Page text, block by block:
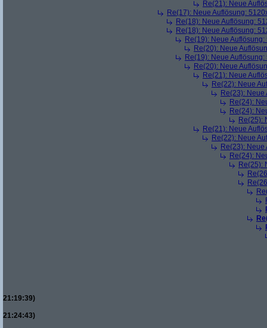
Re(21): Neue
Re(17): Neue Auflösung:
Re(18): Neue Auflösung:
Re(18): Neue Auflösung:
Re(19): Neue
Re(20): Neue
Re(19): Neue
Re(20): Neue
Re(21): Neue
Re(22): Neue
Re(23):
Re(24):
Re(24):
Re(25):
Re(21): Neue
Re(22): Neue
Re(23):
Re(24):
Re(25):
21:19:39)
21:24:43)